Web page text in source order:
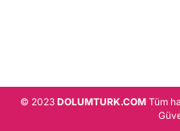
© 2023 DOLUMTURK.COMTüm